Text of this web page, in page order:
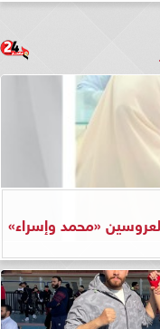
«محمد وإسراء»